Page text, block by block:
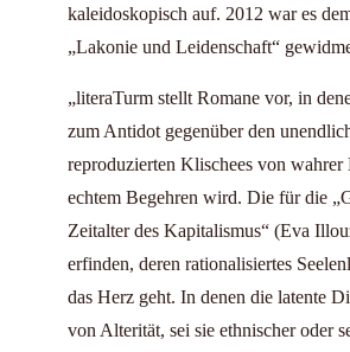
kaleidoskopisch auf. 2012 war es
„Lakonie und Leidenschaft“
„literaTurm stellt Romane vor, in
zum Antidot gegenüber den
reproduzierten Klischees von wahrer
echtem Begehren wird. Die für die
Zeitalter des Kapitalismus“ (Eva
erfinden, deren rationalisiertes
das Herz geht. In denen die latente
von Alterität, sei sie ethnischer oder